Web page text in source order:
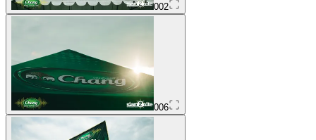
002
006